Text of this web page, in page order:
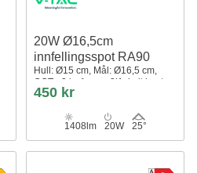
20W Ø16,5cm
innfellingsspot RA90
Hull: Ø15 cm, Mål: Ø16,5 cm,
CCT - 3 lysfarger, 3i1, hvit kant
450 kr
1408lm 20W 25°